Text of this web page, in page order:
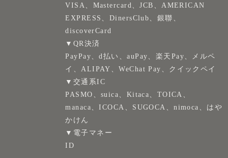
VISA、Mastercard、JCB、AMERICAN
EXPRESS、DinersClub、銀聯、
discoverCard
▼QR決済
PayPay、d払い、auPay、楽天Pay、メルペ
イ、ALIPAY、WeChat Pay、クイックペイ
▼交通系IC
PASMO、suica、Kitaca、TOICA、
manaca、ICOCA、SUGOCA、nimoca、はや
かけん
▼電子マネー
ID